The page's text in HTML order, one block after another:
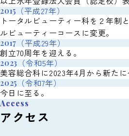
2015（平成27年）
トータルビューティー科を２年制
ルビューティーコースに変更。
2017（平成29年）
創立70周年を迎える。
2023（令和5年）
美容総合科に2023年4月から新た
2025（令和7年）
今日に至る。
Access
アクセス